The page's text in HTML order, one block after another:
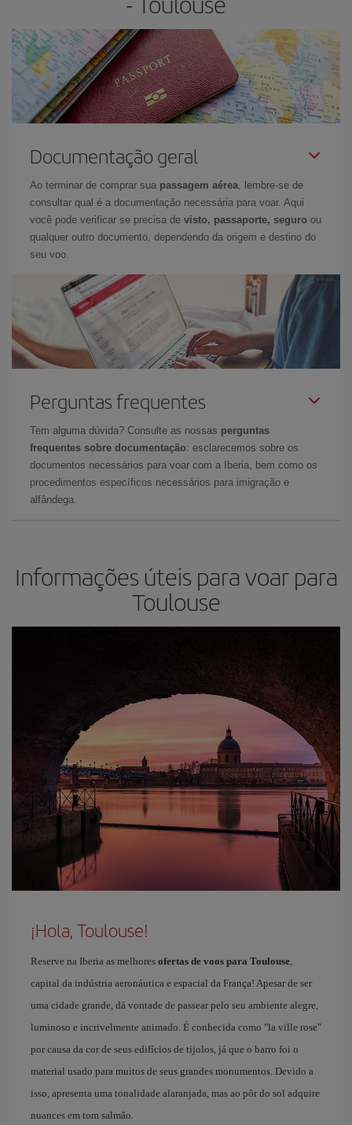
Documentação geral
Ao terminar de comprar sua passagem aérea, lembre-se de
consultar qual é a documentação necessária para voar. Aqui
você pode verificar se precisa de visto, passaporte, seguro ou
qualquer outro documento, dependendo da origem e destino do
seu voo.
Perguntas frequentes
Tem alguma dúvida? Consulte as nossas perguntas
frequentes sobre documentação: esclarecemos sobre os
documentos necessários para voar com a Iberia, bem como os
procedimentos específicos necessários para imigração e
alfândega.
Informações úteis para voar para
Toulouse
¡Hola, Toulouse!
Reserve na Iberia as melhores ofertas de voos para Toulouse,
capital da indústria aeronáutica e espacial da França! Apesar de ser
uma cidade grande, dá vontade de passear pelo seu ambiente alegre,
luminoso e incrivelmente animado. É conhecida como "la ville rose"
por causa da cor de seus edifícios de tijolos, já que o barro foi o
material usado para muitos de seus grandes monumentos. Devido a
isso, apresenta uma tonalidade alaranjada, mas ao pôr do sol adquire
nuances em tom salmão.